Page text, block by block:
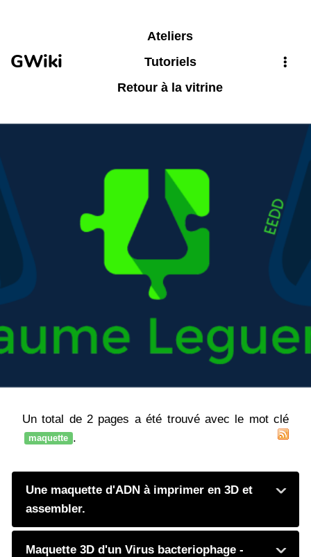
GWiki
Ateliers
Tutoriels
Retour à la vitrine
Un total de 2 pages a été trouvé avec le mot clé
maquette .
Une maquette d'ADN à imprimer en 3D et
assembler.
Maquette 3D d'un Virus bacteriophage -